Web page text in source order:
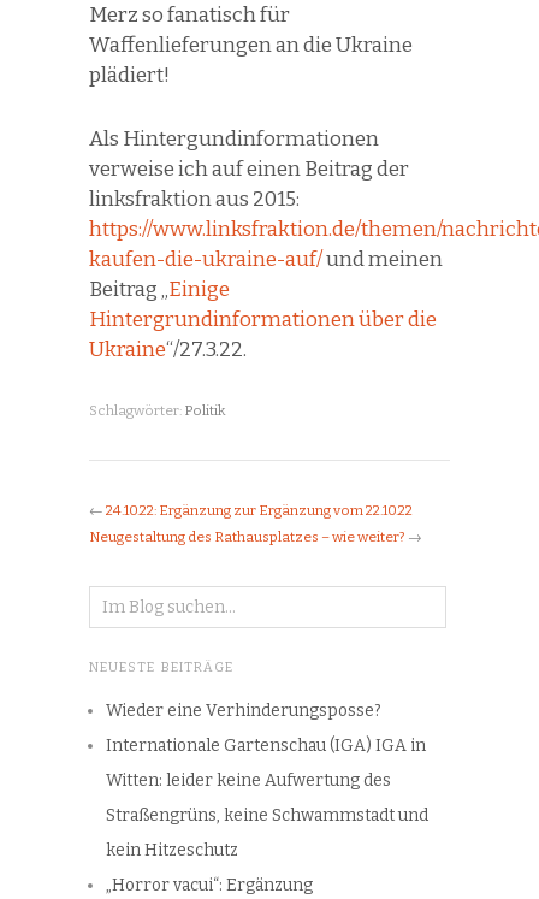
Merz so fanatisch für
Waffenlieferungen an die Ukraine
plädiert!
Als Hintergundinformationen
verweise ich auf einen Beitrag der
linksfraktion aus 2015:
https://www.linksfraktion.de/themen/
kaufen-die-ukraine-auf/und meinen
Beitrag „Einige
Hintergrundinformationen über die
Ukraine“/27.3.22.
Schlagwörter: Politik
← 24.10.22: Ergänzung zur Ergänzung vom 22.10.22
Neugestaltung des Rathausplatzes – wie weiter? →
NEUESTE BEITRÄGE
Wieder eine Verhinderungsposse?
Internationale Gartenschau (IGA) IGA in
Witten: leider keine Aufwertung des
Straßengrüns, keine Schwammstadt und
kein Hitzeschutz
„Horror vacui“: Ergänzung